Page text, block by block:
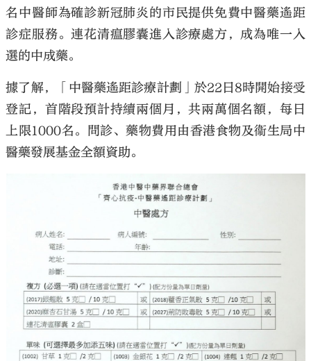
名中醫師為確診新冠肺炎的市民提供免費中醫藥遙距
診症服務。連花清瘟膠囊進入診療處方，成為唯一入
選的中成藥。
據了解，「中醫藥遙距診療計劃」於22日8時開始接受
登記，首階段預計持續兩個月，共兩萬個名額，每日
上限1000名。問診、藥物費用由香港食物及衞生局中
醫藥發展基金全額資助。